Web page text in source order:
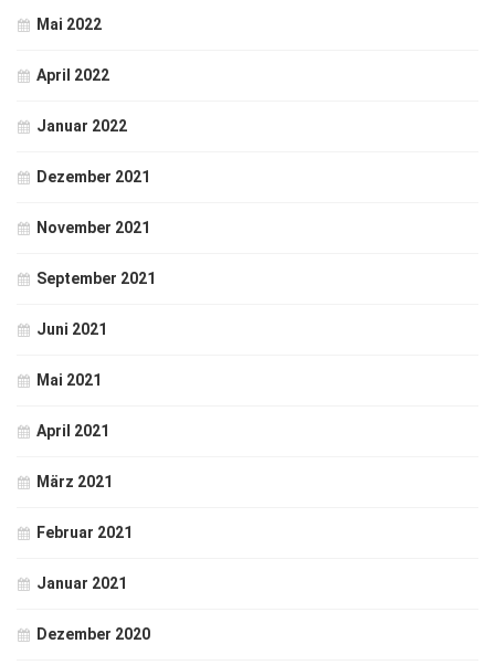
Mai 2022
April 2022
Januar 2022
Dezember 2021
November 2021
September 2021
Juni 2021
Mai 2021
April 2021
März 2021
Februar 2021
Januar 2021
Dezember 2020